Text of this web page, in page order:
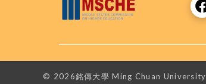
© 2026銘傳大學 Ming Chuan University